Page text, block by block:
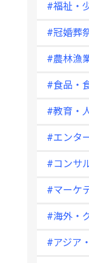
#福祉・
#冠婚葬
#農林漁
#食品・
#教育・
#エンタ
#コンサ
#マーケ
#海外・
#アジア